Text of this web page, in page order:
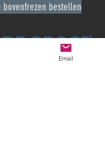
bovenfrezen bestellen
Email